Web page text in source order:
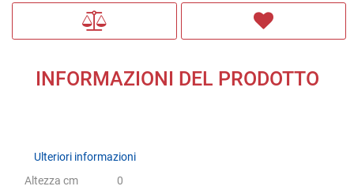
INFORMAZIONI DEL PRODOTTO
Ulteriori informazioni
Ulteriori informazioni
Altezza cm
0